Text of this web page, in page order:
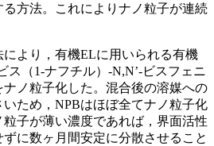
方法。これによりナノ粒子が連続
より，有機ELに用いられる有機
ス（1-ナフチル）-N,N’-ビスフェニ
ノ粒子化した。混合後の溶媒への
ため，NPBはほぼ全てナノ粒子化
子が薄い濃度であれば，界面活性
に数ヶ月間安定に分散させること